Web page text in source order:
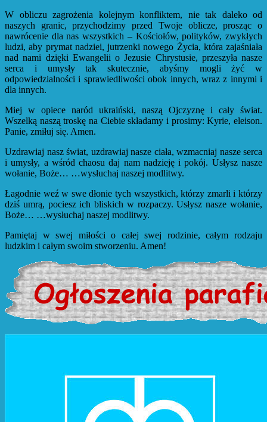
W obliczu zagrożenia kolejnym konfliktem, nie tak daleko od
naszych granic, przychodzimy przed Twoje oblicze, prosząc o
nawrócenie dla nas wszystkich – Kościołów, polityków, zwykłych
ludzi, aby prymat nadziei, jutrzenki nowego Życia, która zajaśniała
nad nami dzięki Ewangelii o Jezusie Chrystusie, przeszyła nasze
serca i umysły tak skutecznie, abyśmy mogli żyć w
odpowiedzialności i sprawiedliwości obok innych, wraz z innymi i
dla innych.
Miej w opiece naród ukraiński, naszą Ojczyznę i cały świat.
Wszelką naszą troskę na Ciebie składamy i prosimy: Kyrie, eleison.
Panie, zmiłuj się. Amen.
Uzdrawiaj nasz świat, uzdrawiaj nasze ciała, wzmacniaj nasze serca
i umysły, a wśród chaosu daj nam nadzieję i pokój. Usłysz nasze
wołanie, Boże… …wysłuchaj naszej modlitwy.
Łagodnie weź w swe dłonie tych wszystkich, którzy zmarli i którzy
dziś umrą, pociesz ich bliskich w rozpaczy. Usłysz nasze wołanie,
Boże… …wysłuchaj naszej modlitwy.
Pamiętaj w swej miłości o całej swej rodzinie, całym rodzaju
ludzkim i całym swoim stworzeniu. Amen!